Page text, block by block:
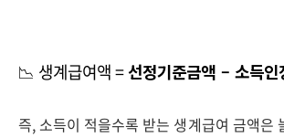
📉 생계급여액 =선정기준금액 – 소득인
즉, 소득이 적을수록 받는 생계급여 금액은